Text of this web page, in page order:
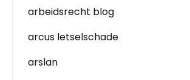
arbeidsrecht blog
arcus letselschade
arslan